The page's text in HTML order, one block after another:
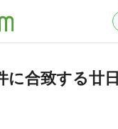
に合致する廿